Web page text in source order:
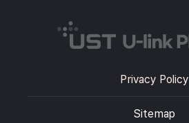
Privacy Policy
Sitemap